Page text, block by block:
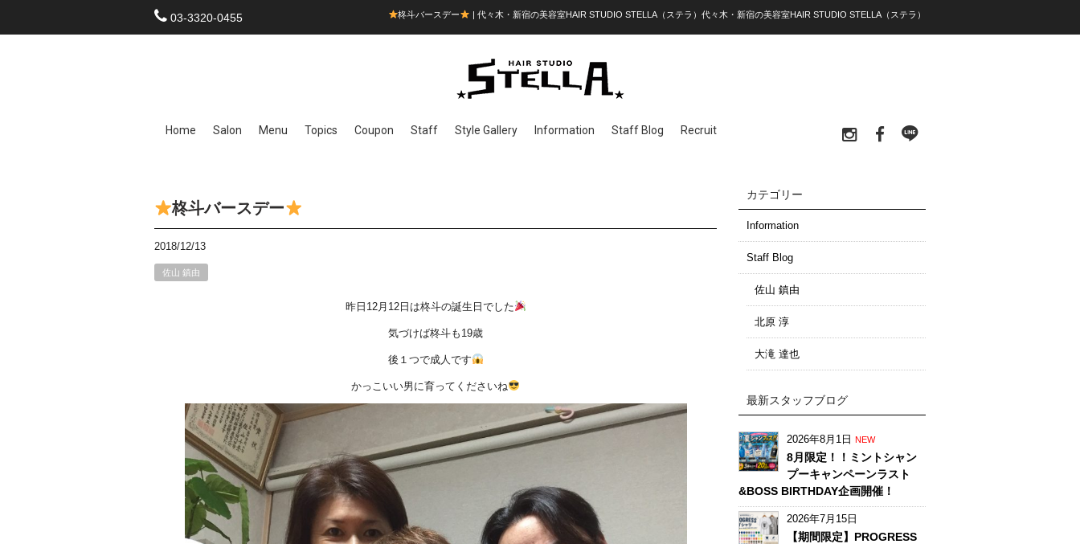
03-3320-0455 柊斗バースデー | 代々木・新宿の美容室HAIR STUDIO STELLA（ステラ）代々木・新宿の美容室HAIR STUDIO STELLA（ステラ）
Home Salon Menu Topics Coupon Staff Style Gallery Information Staff Blog Recruit
柊斗バースデー
2018/12/13
佐山 鎮由
昨日12月12日は柊斗の誕生日でした
気づけば柊斗も19歳
後１つで成人です
かっこいい男に育ってくださいね
カテゴリー
Information
Staff Blog
佐山 鎮由
北原 淳
大滝 達也
最新スタッフブログ
2026年8月1日 NEW
8月限定！！ミントシャン
プーキャンペーンラスト
&BOSS BIRTHDAY企画開催！
2026年7月15日
【期間限定】PROGRESS